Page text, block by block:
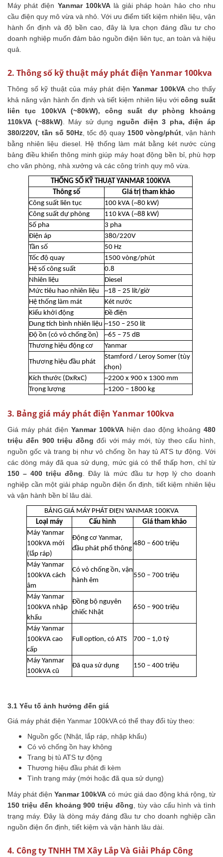
Máy phát điện Yanmar 100kVAlà giải pháp hoàn hảo cho nhu
cầu điện quy mô vừa và nhỏ. Với ưu điểm tiết kiệm nhiên liệu, vận
hành ổn định và độ bền cao, đây là lựa chọn đáng đầu tư cho
doanh nghiệp muốn đảm bảo nguồn điện liên tục, an toàn và hiệu
quả.
2. Thông số kỹ thuật máy phát điện Yanmar 100kva
Thông số kỹ thuật của máy phát điệnYanmar 100kVAcho thấy
khả năng vận hành ổn định và tiết kiệm nhiên liệu vớicông suất
liên tục 100kVA (~80kW), công suất dự phòng khoảng
110kVA (~88kW) . Máy sử dụng nguồn điện 3 pha, điện áp
380/220V, tần số 50Hz , tốc độ quay 1500 vòng/phút , vận hành
bằng nhiên liệu diesel. Hệ thống làm mát bằng két nước cùng
bảng điều khiển thông minh giúp máy hoạt động bền bỉ, phù hợp
cho văn phòng, nhà xưởng và các công trình quy mô vừa.
THỐNG SỐ KỸ THUẬT YANMAR 100KVA
Thông số
Giá trị tham khảo
Công suất liên tục
100 kVA (~80 kW)
Công suất dự phòng
110 kVA (~88 kW)
Số pha
3 pha
Điện áp
380/220V
Tần số
50 Hz
Tốc độ quay
1500 vòng/phút
Hệ số công suất
0.8
Nhiên liệu
Diesel
Mức tiêu hao nhiên liệu
~18 – 25 lít/giờ
Hệ thống làm mát
Két nước
Kiểu khởi động
Đề điện
Dung tích bình nhiên liệu ~150 – 250 lít
Độ ồn (có vỏ chống ồn)
~65 – 75 dB
Thương hiệu động cơ
Yanmar
Thương hiệu đầu phát
Stamford / Leroy Somer (tùy
chọn)
Kích thước (DxRxC)
~2200 x 900 x 1300 mm
Trọng lượng
~1200 – 1800 kg
3. Bảng giá máy phát điện Yanmar 100kva
Giá máy phát điện Yanmar 100kVA hiện dao động khoảng 480
triệu đến 900 triệu đồng đối với máy mới, tùy theo cấu hình,
nguồn gốc và trang bị như vỏ chống ồn hay tủ ATS tự động. Với
các dòng máy đã qua sử dụng, mức giá có thể thấp hơn, chỉ từ
150 – 400 triệu đồng . Đây là mức đầu tư hợp lý cho doanh
nghiệp cần một giải pháp nguồn điện ổn định, tiết kiệm nhiên liệu
và vận hành bền bỉ lâu dài.
BẢNG GIÁ MÁY PHÁT ĐIỆN YANMAR 100KVA
Loại máy
Cấu hình
Giá tham khảo
Máy Yanmar
100kVA mới
(lắp ráp)
Động cơ Yanmar,
đầu phát phổ thông
480 – 600 triệu
Máy Yanmar
100kVA cách
âm
Có vỏ chống ồn, vận
hành êm
550 – 700 triệu
Máy Yanmar
100kVA nhập
khẩu
Đồng bộ nguyên
chiếc Nhật
650 – 900 triệu
Máy Yanmar
100kVA cao
cấp
Full option, có ATS 700 – 1,0 tỷ
Máy Yanmar
100kVA cũ
Đã qua sử dụng 150 – 400 triệu
3.1 Yếu tố ảnh hưởng đến giá
Giá máy phát điện Yanmar 100kVA có thể thay đổi tùy theo:
Nguồn gốc (Nhật, lắp ráp, nhập khẩu)
Có vỏ chống ồn hay không
Trang bị tủ ATS tự động
Thương hiệu đầu phát đi kèm
Tình trạng máy (mới hoặc đã qua sử dụng)
Máy phát điệnYanmar 100kVA có mức giá dao động khá rộng, từ
150 triệu đến khoảng 900 triệu đồng , tùy vào cấu hình và tình
trạng máy. Đây là dòng máy đáng đầu tư cho doanh nghiệp cần
nguồn điện ổn định, tiết kiệm và vận hành lâu dài.
4. Công ty TNHH TM Xây Lắp Và Giải Pháp Công